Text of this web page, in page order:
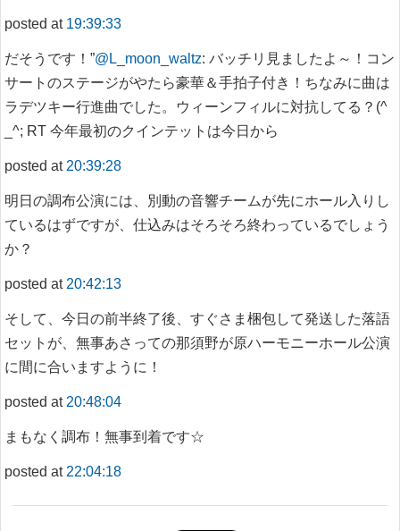
posted at 19:39:33
だそうです！”@L_moon_waltz: バッチリ見ましたよ～！コン
サートのステージがやたら豪華＆手拍子付き！ちなみに曲は
ラデツキー行進曲でした。ウィーンフィルに対抗してる？(^
_^; RT 今年最初のクインテットは今日から
posted at 20:39:28
明日の調布公演には、別動の音響チームが先にホール入りし
ているはずですが、仕込みはそろそろ終わっているでしょう
か？
posted at 20:42:13
そして、今日の前半終了後、すぐさま梱包して発送した落語
セットが、無事あさっての那須野が原ハーモニーホール公演
に間に合いますように！
posted at 20:48:04
まもなく調布！無事到着です☆
posted at 22:04:18